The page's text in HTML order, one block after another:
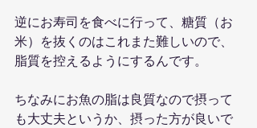
逆にお寿司を食べに行って、糖質（お
米）を抜くのはこれまた難しいので、
脂質を控えるようにするんです。
ちなみにお魚の脂は良質なので摂って
も大丈夫というか、摂った方が良いで